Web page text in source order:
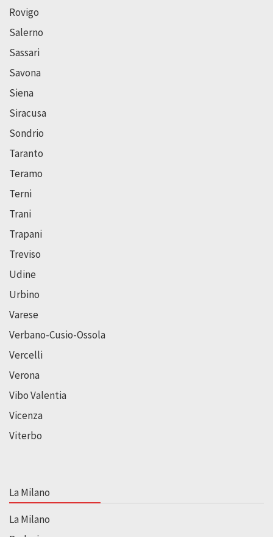
Rovigo
Salerno
Sassari
Savona
Siena
Siracusa
Sondrio
Taranto
Teramo
Terni
Trani
Trapani
Treviso
Udine
Urbino
Varese
Verbano-Cusio-Ossola
Vercelli
Verona
Vibo Valentia
Vicenza
Viterbo
La Milano
La Milano